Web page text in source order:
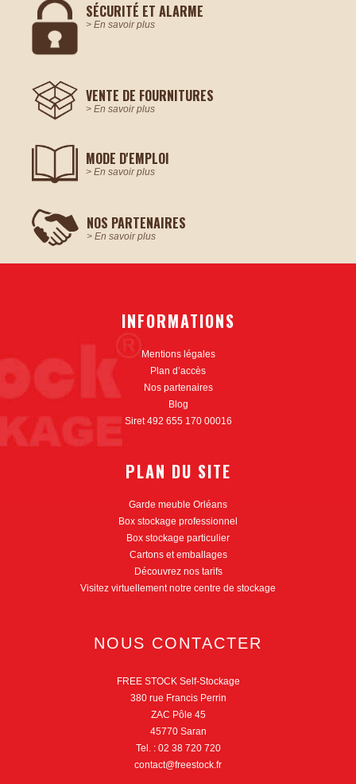
SÉCURITÉ ET ALARME
> En savoir plus
VENTE DE FOURNITURES
> En savoir plus
MODE D'EMPLOI
> En savoir plus
NOS PARTENAIRES
> En savoir plus
INFORMATIONS
Mentions légales
Plan d’accès
Nos partenaires
Blog
Siret 492 655 170 00016
PLAN DU SITE
Garde meuble Orléans
Box stockage professionnel
Box stockage particulier
Cartons et emballages
Découvrez nos tarifs
Visitez virtuellement notre centre de stockage
NOUS CONTACTER
FREE STOCK Self-Stockage
380 rue Francis Perrin
ZAC Pôle 45
45770 Saran
Tel. : 02 38 720 720
contact@freestock.fr